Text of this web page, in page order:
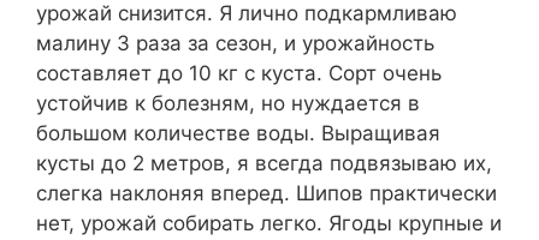
урожай снизится. Я лично подкармливаю
малину 3 раза за сезон, и урожайность
составляет до 10 кг с куста. Сорт очень
устойчив к болезням, но нуждается в
большом количестве воды. Выращивая
кусты до 2 метров, я всегда подвязываю их,
слегка наклоняя вперед. Шипов практически
нет, урожай собирать легко. Ягоды крупные и